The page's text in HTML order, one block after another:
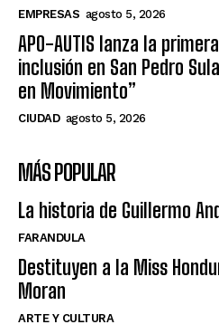
EMPRESAS agosto 5, 2026
APO-AUTIS lanza la
inclusión en San Pedro
en Movimiento”
CIUDAD agosto 5, 2026
MÁS POPULAR
La historia de Guillermo
FARANDULA
Destituyen a la Miss
Moran
ARTE Y CULTURA